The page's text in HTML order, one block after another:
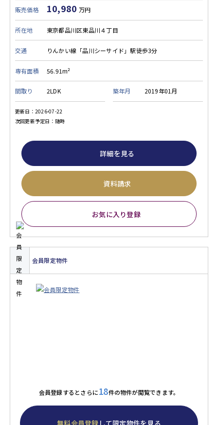
販売価格 10,980 万円
所在地 東京都品川区東品川４丁目
交通 りんかい線「品川シーサイド」駅徒歩3分
専有面積 56.91m²
間取り 2LDK 築年月 2019年01月
更新日：2026-07-22
次回更新予定日：随時
詳細を見る
資料請求
お気に入り登録
会員限定物件
会員登録するとさらに18件の物件が閲覧できます。
無料会員登録 して限定物件を見る